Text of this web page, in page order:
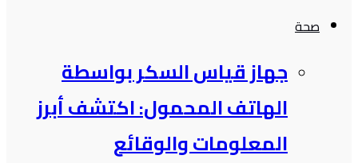
صحة
جهاز قياس السكر بواسطة
الهاتف المحمول: اكتشف أبرز
المعلومات والوقائع